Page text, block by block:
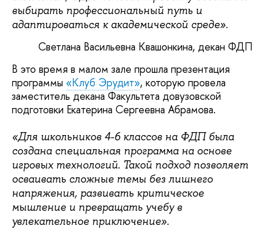
выбирать профессиональный путь и
адаптироваться к академической среде».
Светлана Васильевна Квашонкина, декан ФДП
В это время в малом зале прошла презентация
программы «Клуб Эрудит», которую провела
заместитель декана Факультета довузовской
подготовки Екатерина Сергеевна Абрамова.
«Для школьников 4-6 классов на ФДП была
создана специальная программа на основе
игровых технологий. Такой подход позволяет
осваивать сложные темы без лишнего
напряжения, развивать критическое
мышление и превращать учебу в
увлекательное приключение».